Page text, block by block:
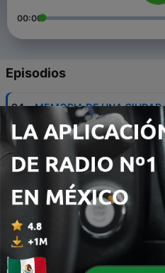
00:00
Episodios
94 - MEMORIA DE UNA
Y DE QUIENES LA
01 jun. 2026
93 - NAVIDAD BAJO LA PIEL
92 - LA PIEL ES SOLO UN
18 mar. 2026
EL ALEBRIJE DE LA
MALDICIÓN FAMILIAR